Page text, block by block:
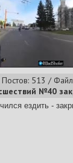
Постов: 513 /
№40
ездить -